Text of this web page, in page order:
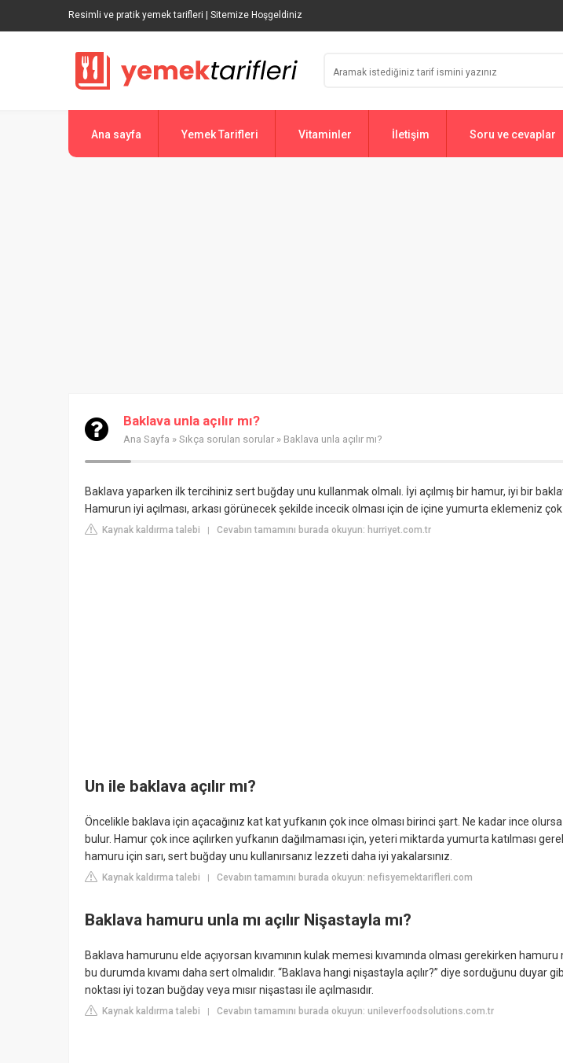
Resimli ve pratik yemek tarifleri | Sitemize Hoşgeldiniz
Ana sayfa Yemek Tarifleri Vitaminler İletişim Soru ve cevaplar
Baklava unla açılır mı?
Ana Sayfa » Sıkça sorulan sorular » Baklava unla açılır mı?
Baklava yaparken ilk tercihiniz sert buğday unu kullanmak olmalı. İyi açılmış bir hamur, iyi bir
Hamurun iyi açılması, arkası görünecek şekilde incecik olması için de içine yumurta eklemeniz
Kaynak kaldırma talebi | Cevabın tamamını burada okuyun: hurriyet.com.tr
Un ile baklava açılır mı?
Öncelikle baklava için açacağınız kat kat yufkanın çok ince olması birinci şart. Ne kadar ince olursa
bulur. Hamur çok ince açılırken yufkanın dağılmaması için, yeteri miktarda yumurta katılması
hamuru için sarı, sert buğday unu kullanırsanız lezzeti daha iyi yakalarsınız.
Kaynak kaldırma talebi Cevabın tamamını burada okuyun: nefisyemektarifleri.com
Baklava hamuru unla mı açılır Nişastayla mı?
Baklava hamurunu elde açıyorsan kıvamının kulak memesi kıvamında olması gerekirken
bu durumda kıvamı daha sert olmalıdır. “Baklava hangi nişastayla açılır?” diye sorduğunu duyar
noktası iyi tozan buğday veya mısır nişastası ile açılmasıdır.
Kaynak kaldırma talebi Cevabın tamamını burada okuyun: unileverfoodsolutions.com.tr